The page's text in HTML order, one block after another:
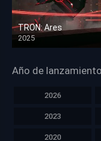
TRON: Ares
2025
HD 1080p
Año de lanzamiento
2026
2023
2020